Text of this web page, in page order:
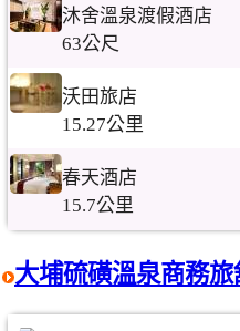
沐舍溫泉渡假酒店
63公尺
沃田旅店
15.27公里
春天酒店
15.7公里
大埔硫磺溫泉商務